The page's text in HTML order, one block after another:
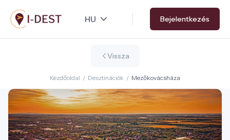
Ugrás
a
tartalomra
Bejelentkezés
Vissza
Kezdőoldal / Desztinációk / Mezőkovácsháza